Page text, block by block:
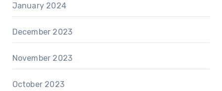
January 2024
December 2023
November 2023
October 2023